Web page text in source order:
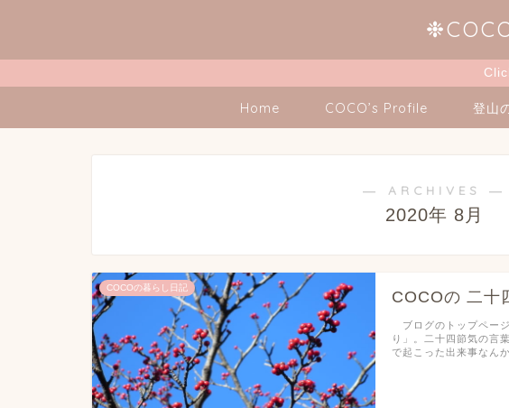
Home COCO’s Profile 登山
― ARCHIVES ―
2020年 8月
COCOの暮らし日記
COCOの 二
ブログのトップペー
り」。二十四節気の言
で起こった出来事なん